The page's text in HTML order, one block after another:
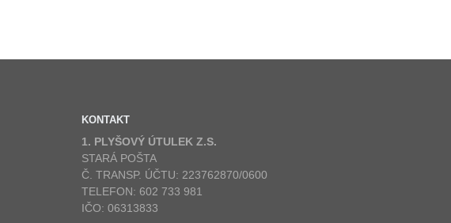
KONTAKT
1. PLYŠOVÝ ÚTULEK Z.S.
STARÁ POŠTA
Č. TRANSP. ÚČTU: 223762870/0600
TELEFON: 602 733 981
IČO: 06313833